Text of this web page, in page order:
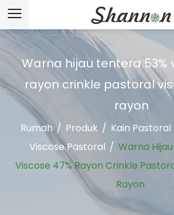
Warna hijau tentera 53%
rayon crinkle pastoral
rayon
Rumah / Produk / Kain Pastoral
Viscose Pastoral / Warna
Viscose 47% Rayon Crinkle
Rayon